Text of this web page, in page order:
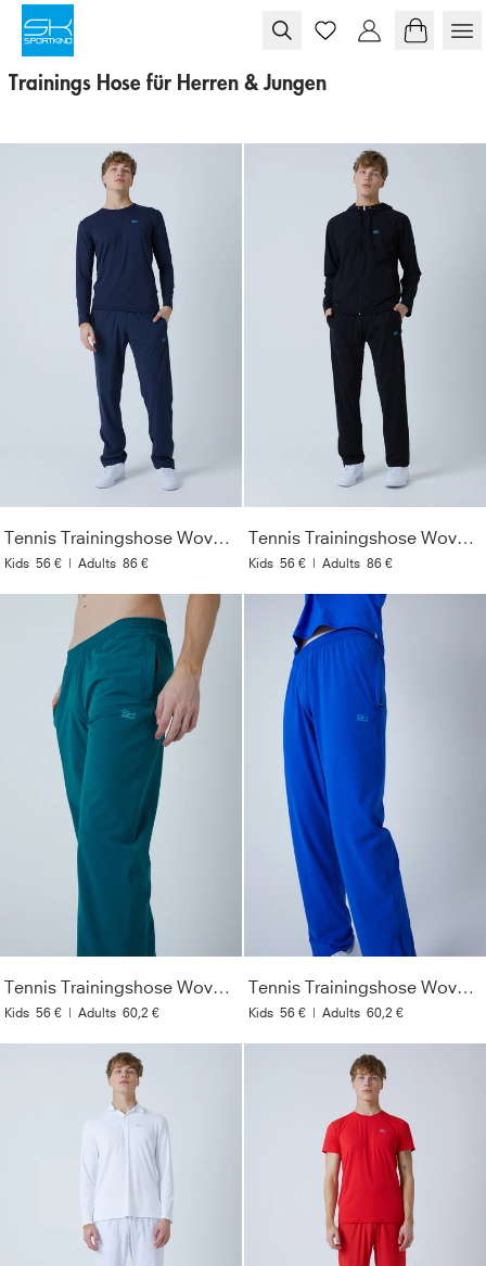
Trainings Hose für Herren & Jungen
Tennis Trainingshose Woven, navy blau
Kids 56 € | Adults 86 €
Tennis Trainingshose Woven, schwarz
Kids 56 € | Adults 86 €
Tennis Trainingshose Woven, petrol grün
Kids 56 € | Adults 60,2 €
Tennis Trainingshose Woven, kobaltblau
Kids 56 € | Adults 60,2 €